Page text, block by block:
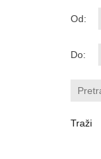
Od:
Do: